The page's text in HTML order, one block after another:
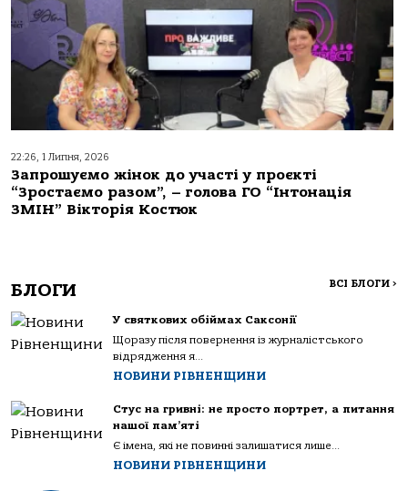
22:26, 1 Липня, 2026
Запрошуємо жінок до участі у проєкті
“Зростаємо разом”, – голова ГО “Інтонація
ЗМІН” Вікторія Костюк
БЛОГИ ВСІ БЛОГИ >
У святкових обіймах Саксонії
Щоразу після повернення із журналістського
відрядження я...
НОВИНИ РІВНЕНЩИНИ
Стус на гривні: не просто портрет, а питання
нашої пам’яті
Є імена, які не повинні залишатися лише...
НОВИНИ РІВНЕНЩИНИ